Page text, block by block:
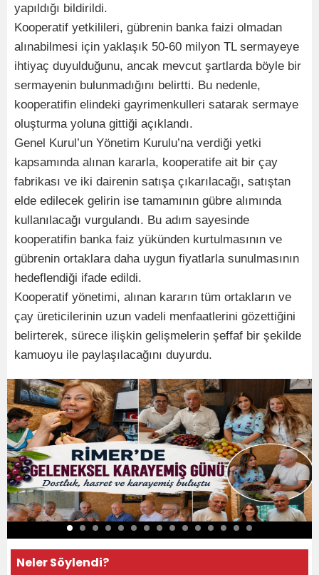
yapıldığı bildirildi.
Kooperatif yetkilileri, gübrenin banka faizi olmadan
alınabilmesi için yaklaşık 50-60 milyon TL sermayeye
ihtiyaç duyulduğunu, ancak mevcut şartlarda böyle bir
sermayenin bulunmadığını belirtti. Bu nedenle,
kooperatifin elindeki gayrimenkulleri satarak sermaye
oluşturma yoluna gittiği açıklandı.
Genel Kurul’un Yönetim Kurulu’na verdiği yetki
kapsamında alınan kararla, kooperatife ait bir çay
fabrikası ve iki dairenin satışa çıkarılacağı, satıştan
elde edilecek gelirin ise tamamının gübre alımında
kullanılacağı vurgulandı. Bu adım sayesinde
kooperatifin banka faiz yükünden kurtulmasının ve
gübrenin ortaklara daha uygun fiyatlarla sunulmasının
hedeflendiği ifade edildi.
Kooperatif yönetimi, alınan kararın tüm ortakların ve
çay üreticilerinin uzun vadeli menfaatlerini gözettiğini
belirterek, sürece ilişkin gelişmelerin şeffaf bir şekilde
kamuoyu ile paylaşılacağını duyurdu.
Neler Söylendi?